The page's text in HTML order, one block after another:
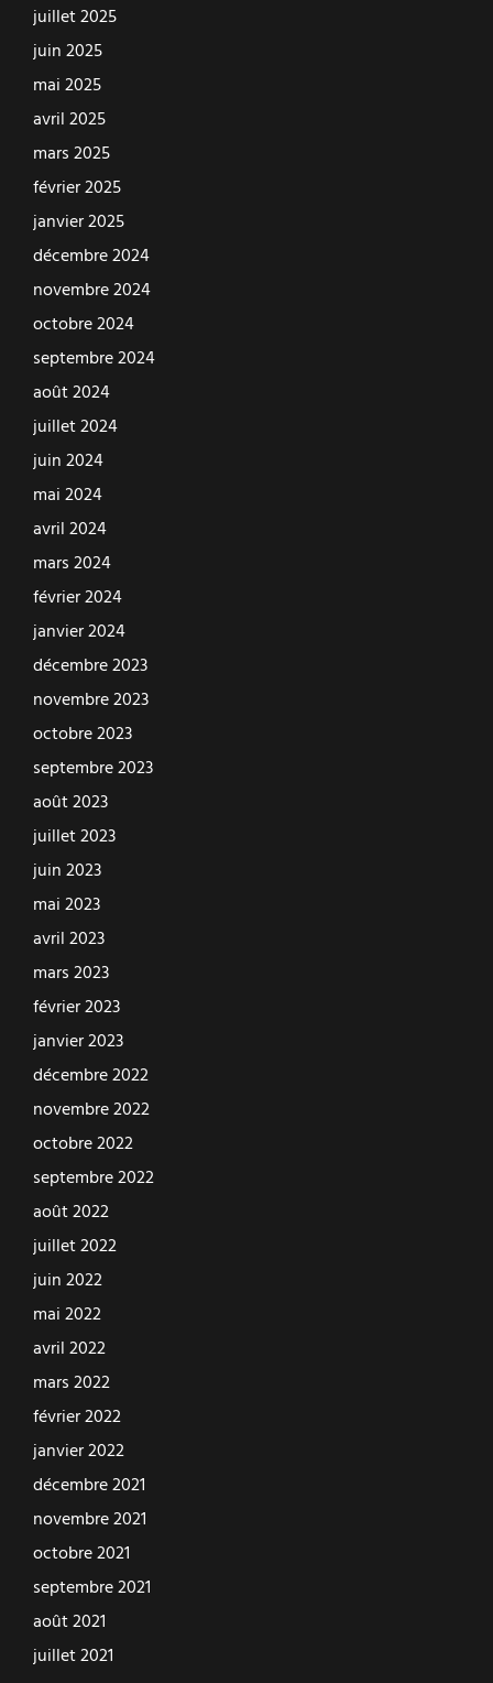
juillet 2025
juin 2025
mai 2025
avril 2025
mars 2025
février 2025
janvier 2025
décembre 2024
novembre 2024
octobre 2024
septembre 2024
août 2024
juillet 2024
juin 2024
mai 2024
avril 2024
mars 2024
février 2024
janvier 2024
décembre 2023
novembre 2023
octobre 2023
septembre 2023
août 2023
juillet 2023
juin 2023
mai 2023
avril 2023
mars 2023
février 2023
janvier 2023
décembre 2022
novembre 2022
octobre 2022
septembre 2022
août 2022
juillet 2022
juin 2022
mai 2022
avril 2022
mars 2022
février 2022
janvier 2022
décembre 2021
novembre 2021
octobre 2021
septembre 2021
août 2021
juillet 2021